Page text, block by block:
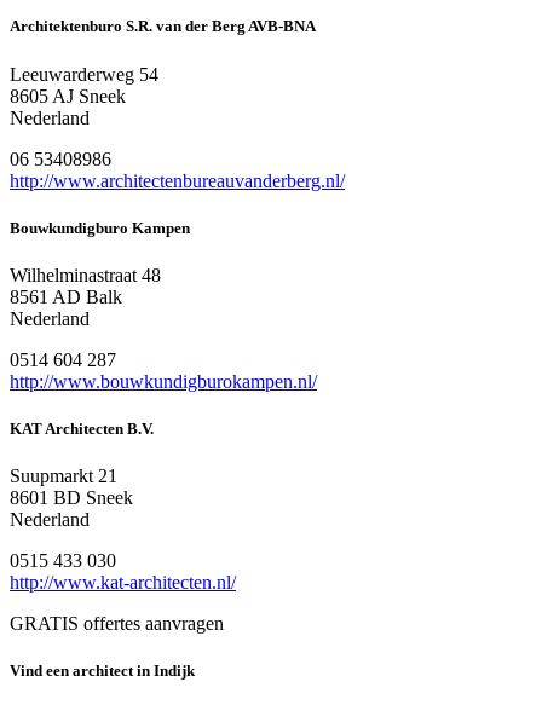
Architektenburo S.R. van der Berg AVB-BNA
Leeuwarderweg 54
8605 AJ Sneek
Nederland
06 53408986
http://www.architectenbureauvanderberg.nl/
Bouwkundigburo Kampen
Wilhelminastraat 48
8561 AD Balk
Nederland
0514 604 287
http://www.bouwkundigburokampen.nl/
KAT Architecten B.V.
Suupmarkt 21
8601 BD Sneek
Nederland
0515 433 030
http://www.kat-architecten.nl/
GRATIS offertes aanvragen
Vind een architect in Indijk